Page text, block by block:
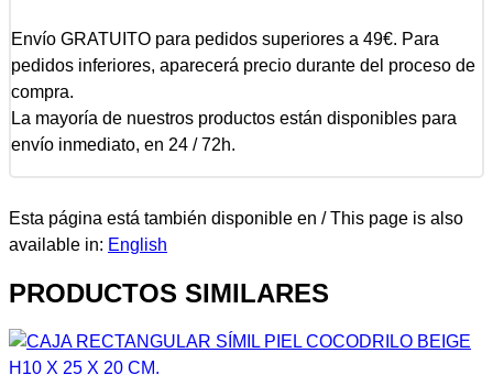
Envío GRATUITO para pedidos superiores a 49€. Para
pedidos inferiores, aparecerá precio durante del proceso de
compra.
La mayoría de nuestros productos están disponibles para
envío inmediato, en 24 / 72h.
Esta página está también disponible en / This page is also
available in: English
PRODUCTOS SIMILARES